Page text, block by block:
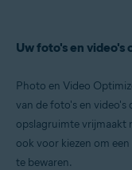
Uw foto's en video's
Photo en Video
van de foto's en video's
opslagruimte vrijmaakt
ook voor kiezen om
te bewaren.